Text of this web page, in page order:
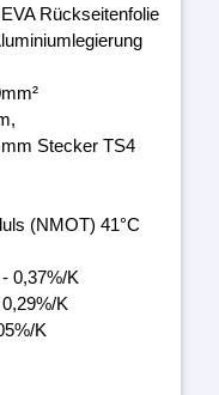
Rückseitenfolie
Stecker TS4
(NMOT) 41°C
0,37%/K
K
K